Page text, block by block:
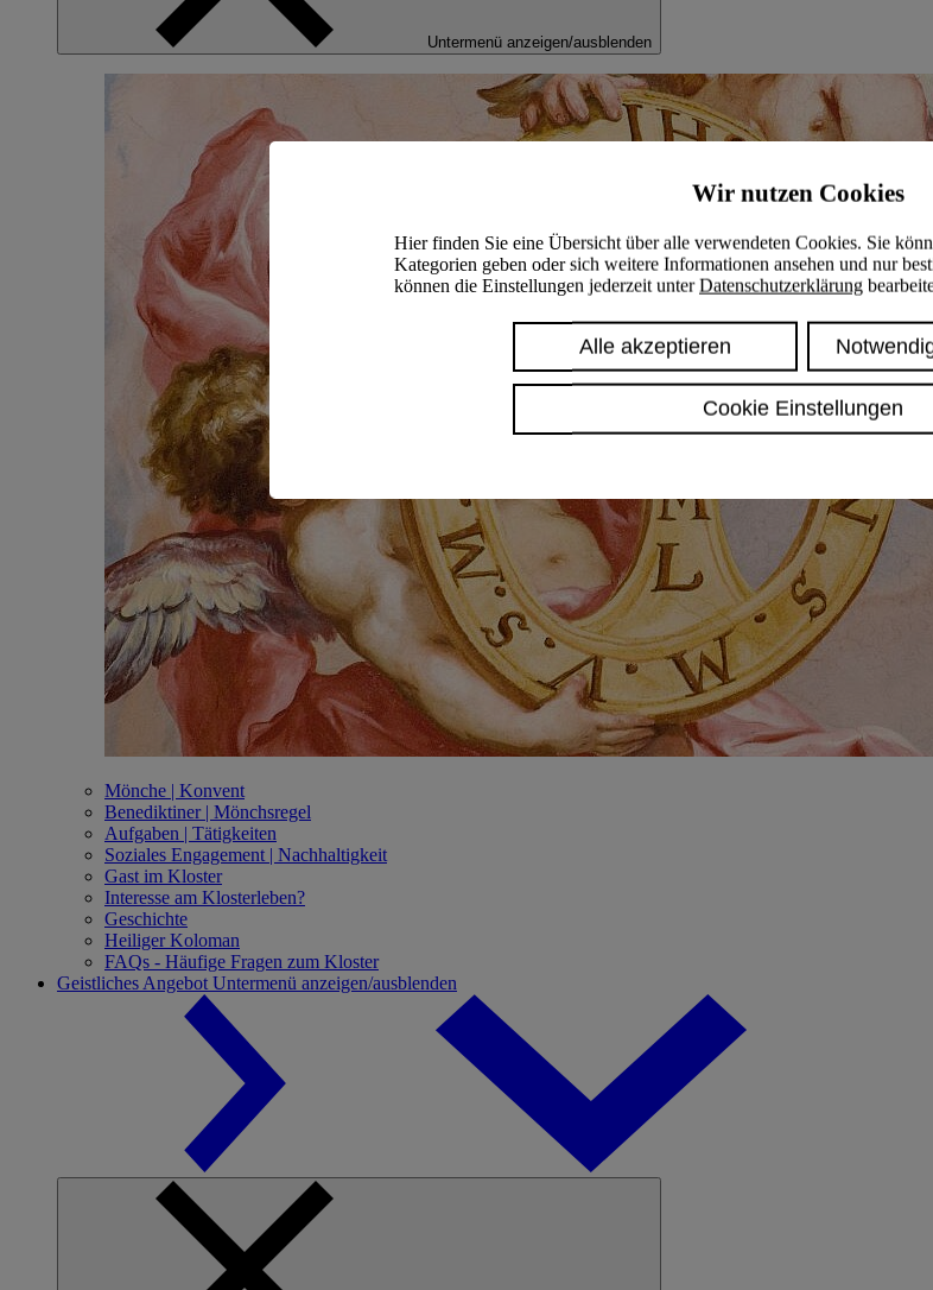
Wir nutzen Cookies
Hier finden Sie eine Übersicht über alle verwendeten Cookies. Sie
Kategorien geben oder sich weitere Informationen ansehen und nur
können die Einstellungen jederzeit unterDatenschutzerklärung
Alle akzeptieren
Cookie Einstellungen
Untermenü anzeigen/ausblenden
Mönche | Konvent
Benediktiner | Mönchsregel
Aufgaben | Tätigkeiten
Soziales Engagement | Nachhaltigkeit
Gast im Kloster
Interesse am Klosterleben?
Geschichte
Heiliger Koloman
FAQs - Häufige Fragen zum Kloster
Geistliches Angebot Untermenü anzeigen/ausblenden